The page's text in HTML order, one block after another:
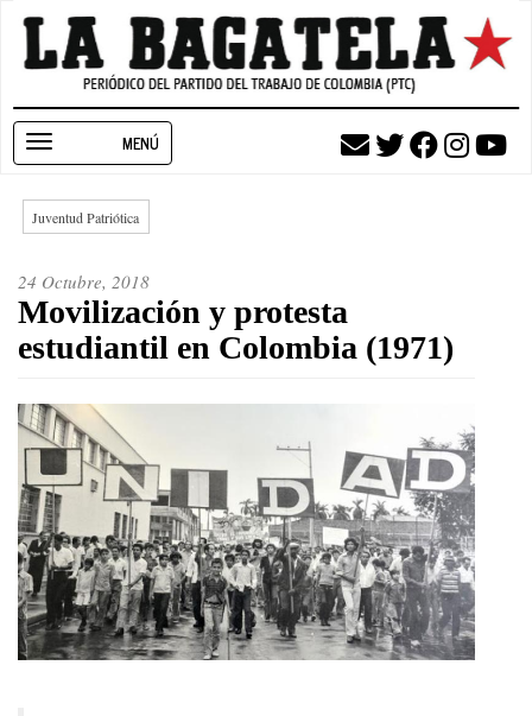
Pasar
contenido
navigation
Juventud Patriótica
24 Octubre, 2018
Movilización y protesta
estudiantil en Colombia (1971)